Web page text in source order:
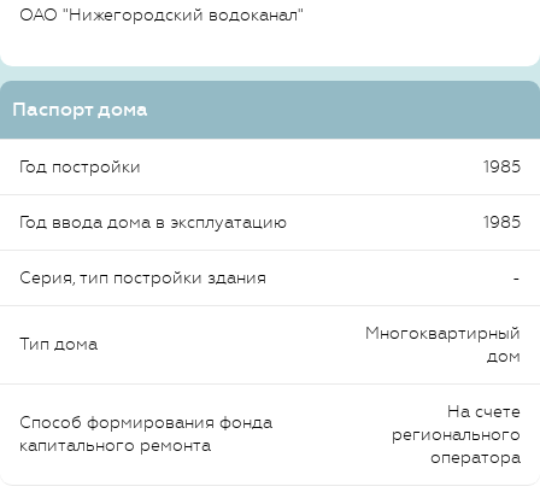
ОАО "Нижегородский водоканал"
Паспорт дома
Год постройки 1985
Год ввода дома в эксплуатацию 1985
Серия, тип постройки здания -
Тип дома
Многоквартирный
дом
Способ формирования фонда
капитального ремонта
На счете
регионального
оператора